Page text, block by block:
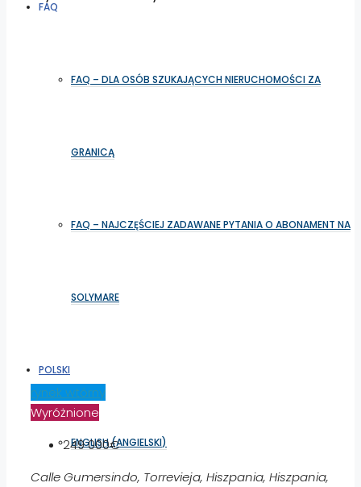
FAQ
FAQ – DLA OSÓB SZUKAJĄCYCH NIERUCHOMOŚCI ZA
GRANICĄ
FAQ – NAJCZĘŚCIEJ ZADAWANE PYTANIA O ABONAMENT NA
SOLYMARE
POLSKI
ENGLISH(ANGIELSKI)
rynek wtórny
Wyróżnione
249 000€
Calle Gumersindo, Torrevieja, Hiszpania, Hiszpania,